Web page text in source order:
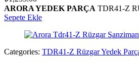
ARORA YEDEK PARÇA TDR41-Z
Sepete Ekle
Categories: TDR41-Z Rüzgar Yedek